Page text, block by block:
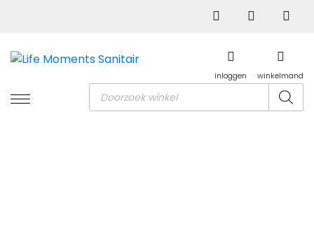
Producten
zoeken
inloggen winkelmand